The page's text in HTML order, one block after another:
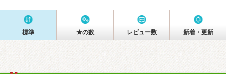
標準 ★の数 レビュー数 新着・更新